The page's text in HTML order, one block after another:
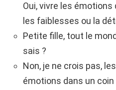
Oui, vivre les
les faiblesses ou la
Petite fille, tout le
sais ?
Non, je ne crois pas,
émotions dans un